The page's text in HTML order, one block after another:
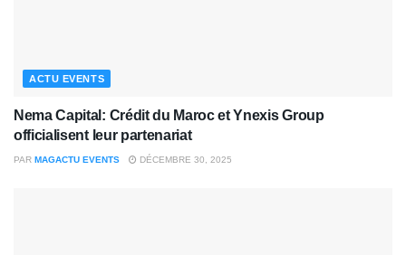
ACTU EVENTS
Nema Capital: Crédit du Maroc et Ynexis Group
officialisent leur partenariat
PAR MAGACTU EVENTS DÉCEMBRE 30, 2025